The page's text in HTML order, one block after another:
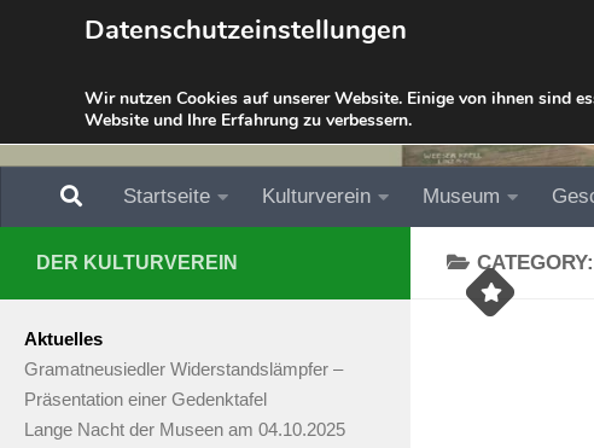
Skip to content
Startseite Kulturverein Museum
CATEGORY:
DER KULTURVEREIN
Aktuelles
Gramatneusiedler Widerstandslämpfer –
Präsentation einer Gedenktafel
Lange Nacht der Museen am 04.10.2025
Datenschutzeinstellungen
Wir nutzen Cookies auf unserer Website. Einige von ihnen sind
Website und Ihre Erfahrung zu verbessern.